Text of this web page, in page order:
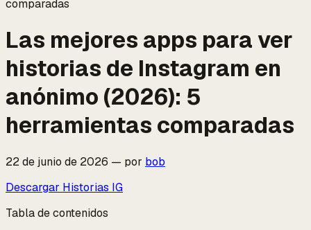
comparadas
Las mejores apps para ver
historias de Instagram en
anónimo (2026): 5
herramientas comparadas
22 de junio de 2026 — por bob
Descargar Historias IG
Tabla de contenidos